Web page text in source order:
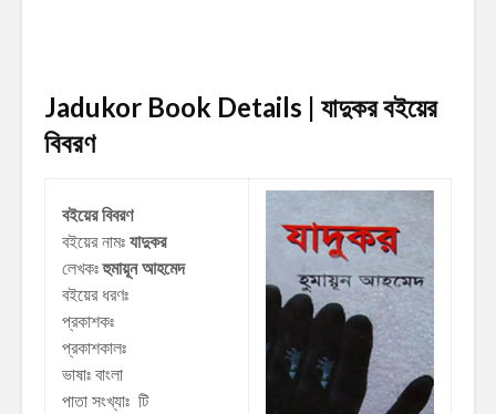
Jadukor Book Details | যাদুকরবইয়ের
বিবরণ
বইয়ের বিবরণ
বইয়ের নামঃ যাদুকর
লেখকঃহুমায়ূন আহমেদ
বইয়ের ধরণঃ
প্রকাশকঃ
প্রকাশকালঃ
ভাষাঃ বাংলা
পাতা সংখ্যাঃ টি